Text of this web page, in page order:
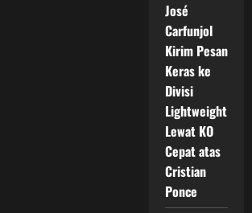
José
Carfunjol
Kirim Pesan
Keras ke
Divisi
Lightweight
Lewat KO
Cepat atas
Cristian
Ponce